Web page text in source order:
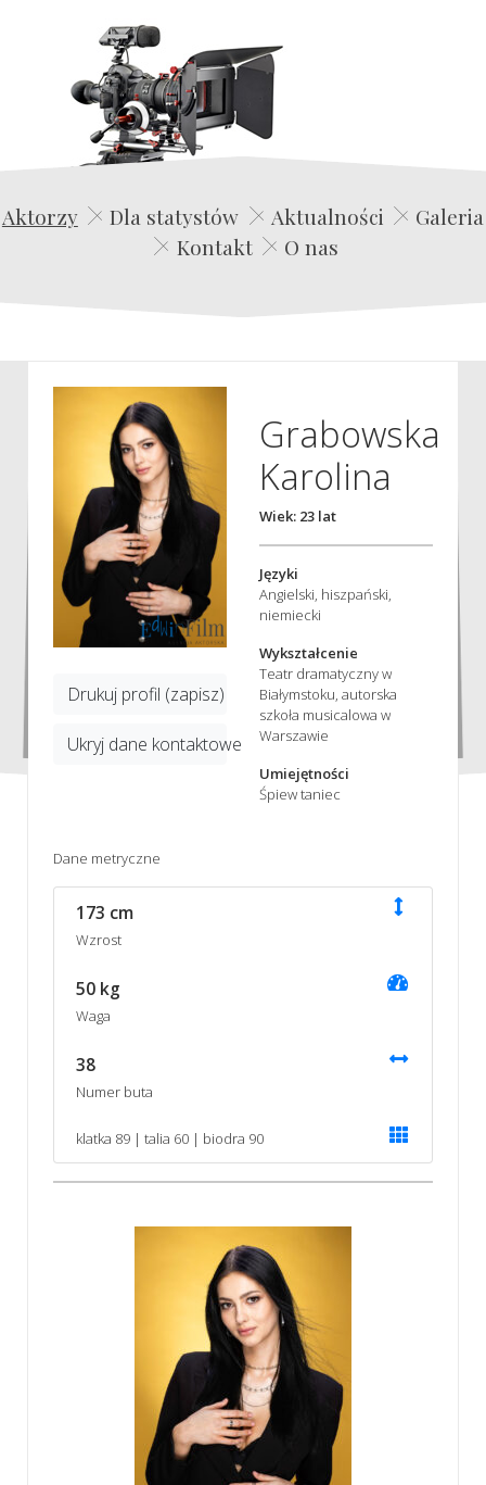
Edwin Film Agencja Aktorska
Aktorzy Dla statystów Aktualności
Galeria
Kontakt
O nas
Drukuj profil (zapisz)
Ukryj dane kontaktowe
Grabowska
Karolina
Wiek: 23 lat
Języki
Angielski, hiszpański,
niemiecki
Wykształcenie
Teatr dramatyczny w
Białymstoku, autorska
szkoła musicalowa w
Warszawie
Umiejętności
Śpiew taniec
Dane metryczne
173 cm
Wzrost
50 kg
Waga
38
Numer buta
klatka 89 | talia 60 | biodra 90